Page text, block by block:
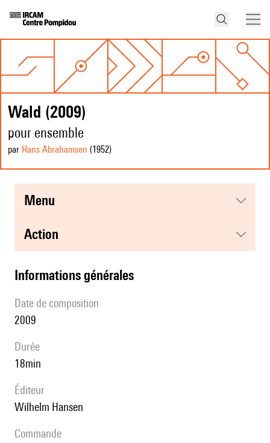
Wald (2009)
pour ensemble
par Hans Abrahamsen (1952)
menu
action
informations générales
date de composition
2009
durée
18min
éditeur
Wilhelm Hansen
Commande